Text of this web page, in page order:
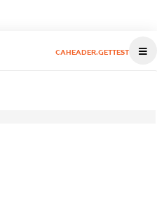
CAHEADER.GETTEST